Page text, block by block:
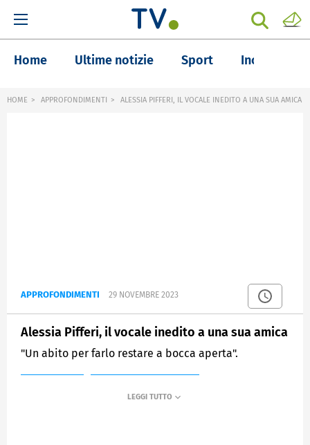
Home Ultime notizie Sport Inchieste
HOME APPROFONDIMENTI ALESSIA PIFFERI, IL VOCALE INEDITO A UNA SUA AMICA
APPROFONDIMENTI 29 NOVEMBRE 2023
Alessia Pifferi, il vocale inedito a una sua amica
"Un abito per farlo restare a bocca aperta".